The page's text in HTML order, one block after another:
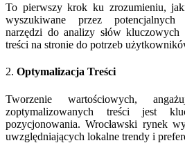
To pierwszy krok ku zrozumieniu,
wyszukiwane przez potencjalnych
narzędzi do analizy słów kluczowych
treści na stronie do potrzeb
2. Optymalizacja Treści
Tworzenie wartościowych,
zoptymalizowanych treści jest
pozycjonowania. Wrocławski rynek
uwzględniających lokalne trendy i